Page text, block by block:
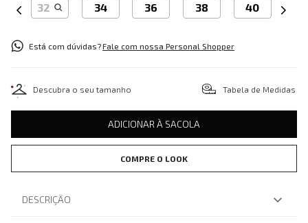
32 34 36 38 40
Está com dúvidas?Fale com nossa Personal Shopper
Descubra o seu tamanho Tabela de Medidas
ADICIONAR À SACOLA
COMPRE O LOOK
DESCRIÇÃO